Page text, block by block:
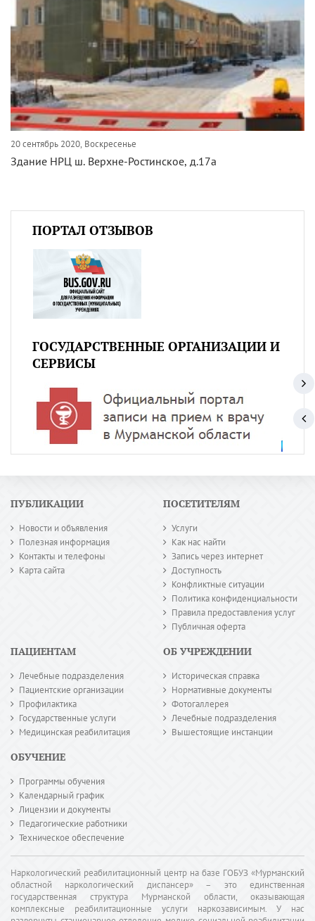
20 сентябрь 2020, Воскресенье
Здание НРЦ ш. Верхне-Ростинское, д.17а
ПОРТАЛ ОТЗЫВОВ
ГОСУДАРСТВЕННЫЕ ОРГАНИЗАЦИИ И
СЕРВИСЫ
ПУБЛИКАЦИИ
Новости и объявления
Полезная информация
Контакты и телефоны
Карта сайта
ПОСЕТИТЕЛЯМ
Услуги
Как нас найти
Запись через интернет
Доступность
Конфликтные ситуации
Политика конфиденциальности
Правила предоставления услуг
Публичная оферта
ПАЦИЕНТАМ
Лечебные подразделения
Пациентские организации
Профилактика
Государственные услуги
Медицинская реабилитация
ОБ УЧРЕЖДЕНИИ
Историческая справка
Нормативные документы
Фотогаллерея
Лечебные подразделения
Вышестоящие инстанции
ОБУЧЕНИЕ
Программы обучения
Календарный график
Лицензии и документы
Педагогические работники
Техническое обеспечение
Наркологический реабилитационный центр на базе ГОБУЗ «Мурманский
областной наркологический диспансер» – это единственная
государственная структура Мурманской области, оказывающая
комплексные реабилитационные услуги наркозависимым. У нас